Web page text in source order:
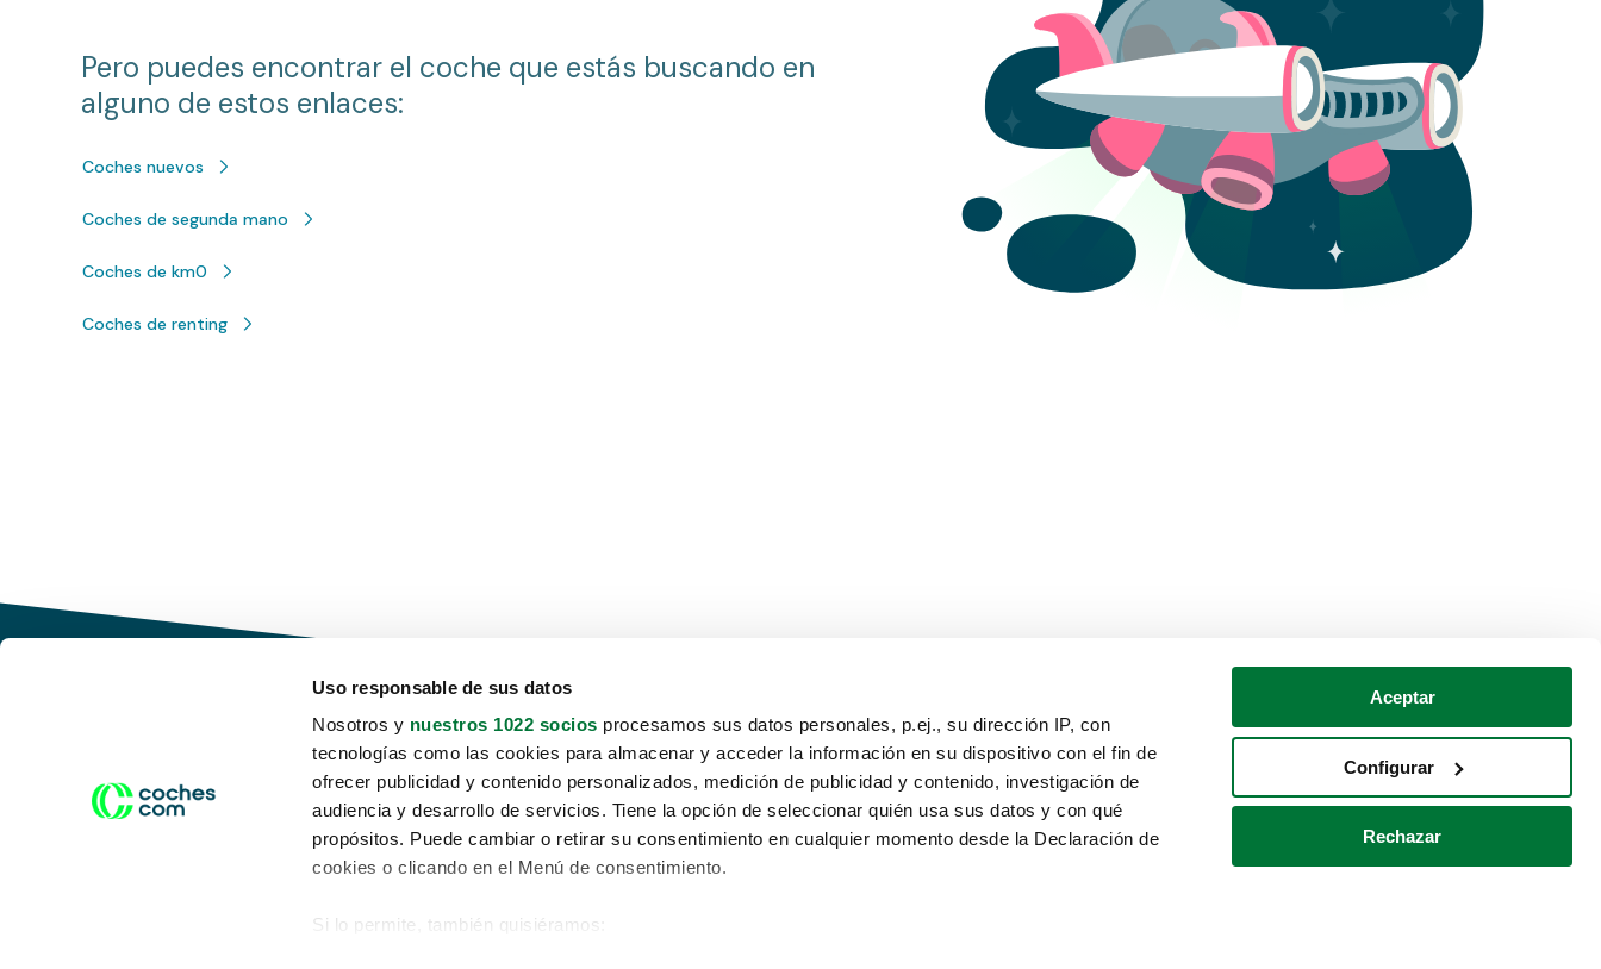
Uso responsable de sus datos
Nosotros y nuestros 1022 socios procesamos sus datos personales, p.ej., su dirección IP, con
tecnologías como las cookies para almacenar y acceder la información en su dispositivo con el fin de
ofrecer publicidad y contenido personalizados, medición de publicidad y contenido, investigación de
audiencia y desarrollo de servicios. Tiene la opción de seleccionar quién usa sus datos y con qué
propósitos. Puede cambiar o retirar su consentimiento en cualquier momento desde la Declaración de
cookies o clicando en el Menú de consentimiento.
Si lo permite, también quisiéramos:
Aceptar
Configurar
Rechazar
Pero puedes encontrar el coche que estás buscando en
alguno de estos enlaces:
Coches nuevos
Coches de segunda mano
Coches de km0
Coches de renting
Conduce tu futuro,
desata tu movilidad